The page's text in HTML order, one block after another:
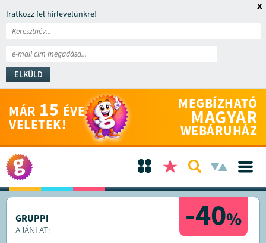
Iratkozz fel hírlevelünkre!
ELKÜLD
x
MÁR 15 ÉVE
VELETEK!
MEGBÍZHATÓ
MAGYAR
WEBÁRUHÁZ
-40%
GRUPPI
AJÁNLAT: